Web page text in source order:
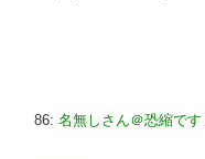
86: 名無しさん＠恐縮です